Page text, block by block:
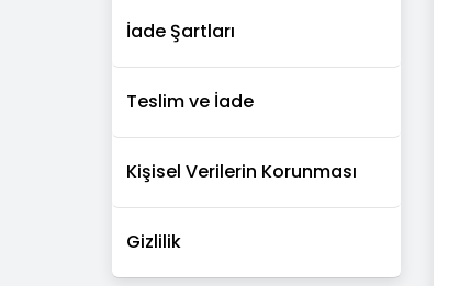
İade Şartları
Teslim ve İade
Kişisel Verilerin Korunması
Gizlilik